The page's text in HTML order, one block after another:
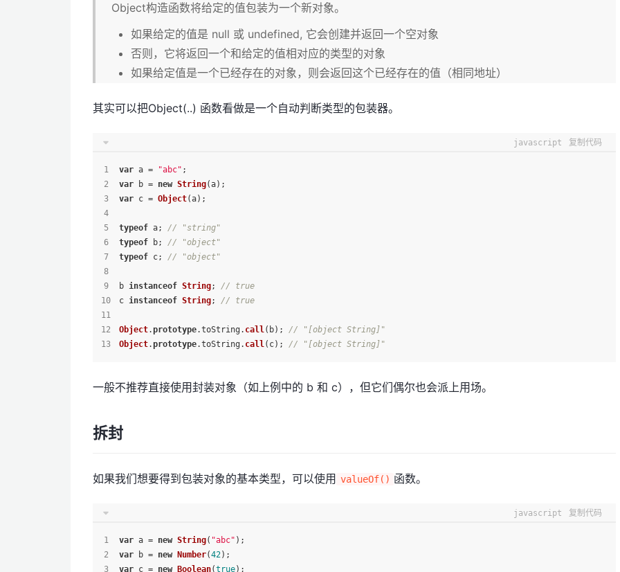
Object构造函数将给定的值包装为一个新对象。
如果给定的值是 null 或 undefined, 它会创建并返回一个空对象
否则，它将返回一个和给定的值相对应的类型的对象
如果给定值是一个已经存在的对象，则会返回这个已经存在的值（相同地址）
其实可以把Object(..) 函数看做是一个自动判断类型的包装器。
javascript 复制代码
var a = "abc" ;
var b = new String(a);
var c = Object(a);
typeof a; // "string"
typeof b; // "object"
typeof c; // "object"
b instanceof String; // true
c instanceof String; // true
Object.prototype.toString . call(b); // "[object String]"
Object.prototype.toString . call(c); // "[object String]"
一般不推荐直接使用封装对象（如上例中的 b 和 c），但它们偶尔也会派上用场。
拆封
如果我们想要得到包装对象的基本类型，可以使用 valueOf() 函数。
javascript 复制代码
var a = new String( "abc" );
var b = new Number(42);
var c = new Boolean(true);